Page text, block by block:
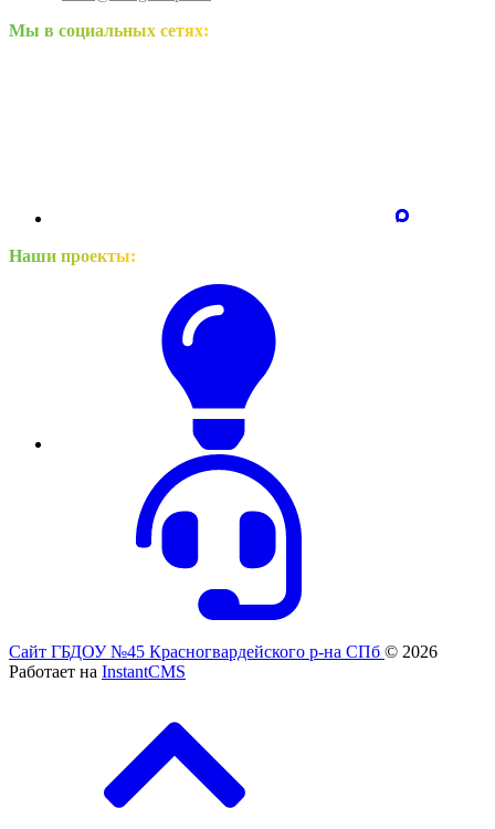
Мы в социальных сетях:
Наши проекты:
Сайт ГБДОУ №45 Красногвардейского р-на СПб © 2026
Работает на InstantCMS